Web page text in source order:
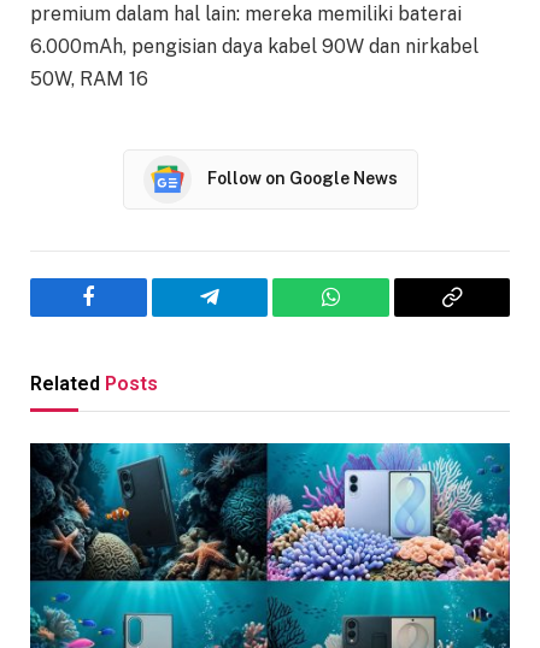
premium dalam hal lain: mereka memiliki baterai
6.000mAh, pengisian daya kabel 90W dan nirkabel
50W, RAM 16
Follow on Google News
Facebook Telegram WhatsApp
Copy
Related Posts